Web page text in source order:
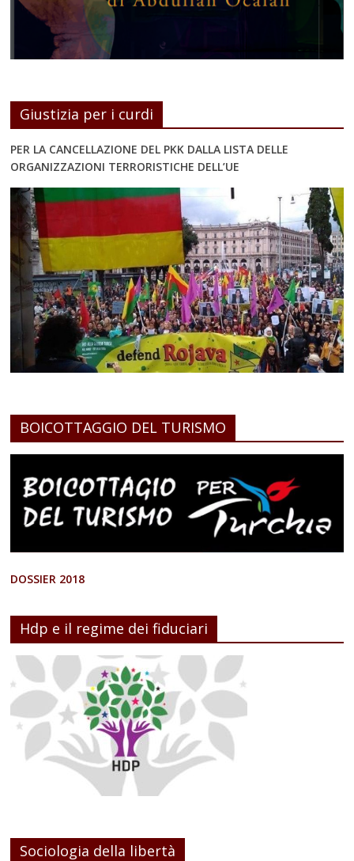
Giustizia per i curdi
PER LA CANCELLAZIONE DEL PKK DALLA LISTA DELLE
ORGANIZZAZIONI TERRORISTICHE DELL’UE
BOICOTTAGGIO DEL TURISMO
DOSSIER 2018
Hdp e il regime dei fiduciari
Sociologia della libertà